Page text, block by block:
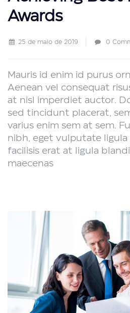
Awards
25 de maio de 2019 0
Mauris id enim id purus
Aenean vel consequat
at nisl imperdiet auctor.
sed tincidunt placerat,
varius enim sem at sem.
nibh, eget vulputate ligula
facilisis erat at ligula
maecenas